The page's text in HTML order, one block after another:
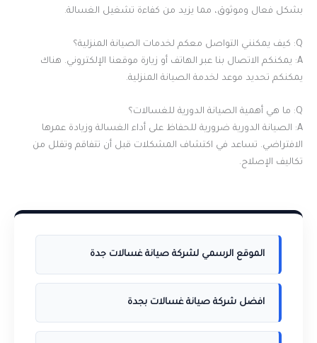
بشكل فعال وموثوق، مما يزيد من كفاءة تشغيل الغسالة.
Q: كيف يمكنني التواصل معكم لخدمات الصيانة المنزلية؟
A: يمكنكم الاتصال بنا عبر الهاتف أو زيارة موقعنا الإلكتروني. هناك
يمكنكم تحديد موعد لخدمة الصيانة المنزلية.
Q: ما هي أهمية الصيانة الدورية للغسالات؟
A: الصيانة الدورية ضرورية للحفاظ على أداء الغسالة وزيادة عمرها
الافتراضي. تساعد في اكتشاف المشكلات قبل أن تتفاقم وتقلل من
تكاليف الإصلاح.
الموقع الرسمي لشركة صيانة غسالات جدة
افضل شركة صيانة غسالات بجدة